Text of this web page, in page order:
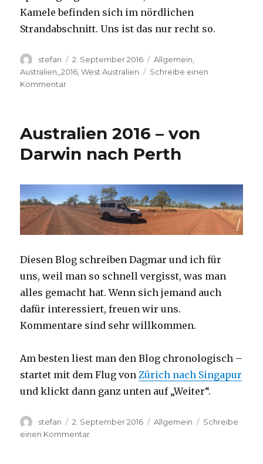
Kamele befinden sich im nördlichen
Strandabschnitt. Uns ist das nur recht so.
Autor
stefan
Veröffentlicht
am
2. September 2016 Kategorien
Allgemein,
Australien_2016,West Australien
Schreibe einen
Kommentarzu
Australien 2016 – von
Darwin nach Perth
Diesen Blog schreiben Dagmar und ich für
uns, weil man so schnell vergisst, was man
alles gemacht hat. Wenn sich jemand auch
dafür interessiert, freuen wir uns.
Kommentare sind sehr willkommen.
Am besten liest man den Blog chronologisch –
startet mit dem Flug vonZürich nach Singapur
und klickt dann ganz unten auf „Weiter“.
Autor
stefan
Veröffentlicht
am
2. September 2016 Kategorien
Allgemein
Schreibe
einen Kommentarzu